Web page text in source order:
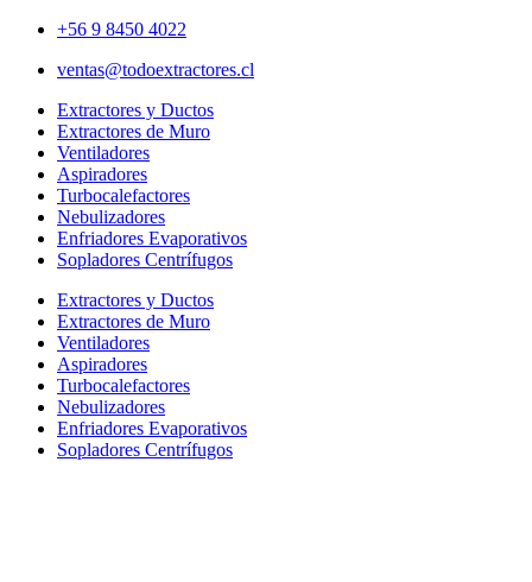
+56 9 8450 4022
ventas@todoextractores.cl
Extractores y Ductos
Extractores de Muro
Ventiladores
Aspiradores
Turbocalefactores
Nebulizadores
Enfriadores Evaporativos
Sopladores Centrífugos
Extractores y Ductos
Extractores de Muro
Ventiladores
Aspiradores
Turbocalefactores
Nebulizadores
Enfriadores Evaporativos
Sopladores Centrífugos